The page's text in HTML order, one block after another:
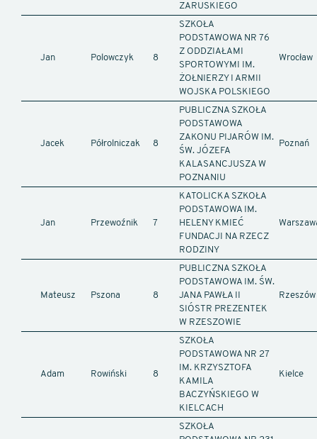
ZARUSKIEGO
Jan Polowczyk 8
SZKOŁA
PODSTAWOWA NR 76
Z ODDZIAŁAMI
SPORTOWYMI IM.
ŻOŁNIERZY I ARMII
WOJSKA POLSKIEGO
Wrocław
Jacek Półrolniczak 8
PUBLICZNA SZKOŁA
PODSTAWOWA
ZAKONU PIJARÓW IM.
ŚW. JÓZEFA
KALASANCJUSZA W
POZNANIU
Poznań
Jan Przewoźnik 7
KATOLICKA SZKOŁA
PODSTAWOWA IM.
HELENY KMIEĆ
FUNDACJI NA RZECZ
RODZINY
Mateusz Pszona 8
PUBLICZNA SZKOŁA
PODSTAWOWA IM. ŚW.
JANA PAWŁA II
SIÓSTR PREZENTEK
W RZESZOWIE
Rzeszów
Adam Rowiński 8
SZKOŁA
PODSTAWOWA NR 27
IM. KRZYSZTOFA
KAMILA
BACZYŃSKIEGO W
KIELCACH
Kielce
SZKOŁA